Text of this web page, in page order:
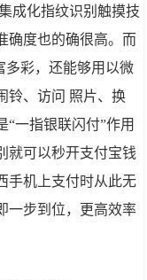
成化指纹识别触摸技
确度也的确很高。而
多彩，还能够用以微
铃、访问 照片、换
“一指银联闪付”作用
就可以秒开支付宝钱
手机上支付时从此无
一步到位，更高效率